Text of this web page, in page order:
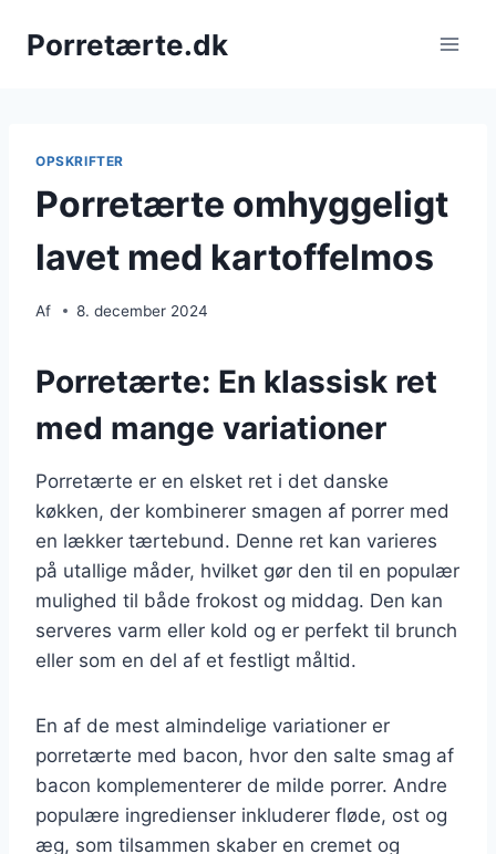
Porretærte.dk
OPSKRIFTER
Porretærte omhyggeligt
lavet med kartoffelmos
Af 8. december 2024
Porretærte: En klassisk ret
med mange variationer
Porretærte er en elsket ret i det danske
køkken, der kombinerer smagen af porrer med
en lækker tærtebund. Denne ret kan varieres
på utallige måder, hvilket gør den til en populær
mulighed til både frokost og middag. Den kan
serveres varm eller kold og er perfekt til brunch
eller som en del af et festligt måltid.
En af de mest almindelige variationer er
porretærte med bacon, hvor den salte smag af
bacon komplementerer de milde porrer. Andre
populære ingredienser inkluderer fløde, ost og
æg, som tilsammen skaber en cremet og